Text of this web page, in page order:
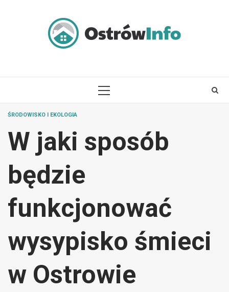
PRIMARY
ŚRODOWISKO I EKOLOGIA
W jaki sposób
będzie
funkcjonować
wysypisko śmieci
w Ostrowie